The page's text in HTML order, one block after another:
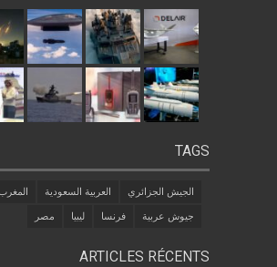
TAGS
الجيش الجزائري العربية السعودية
جيوش عربية فرنسا ليبيا مصر
ARTICLES RÉCENTS